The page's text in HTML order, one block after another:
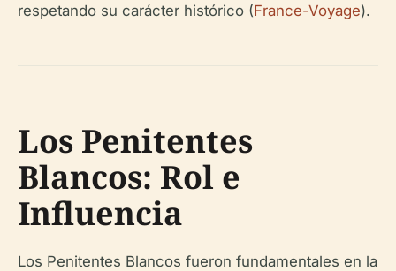
respetando su carácter histórico (France-Voyage).
Los Penitentes
Blancos: Rol e
Influencia
Los Penitentes Blancos fueron fundamentales en la